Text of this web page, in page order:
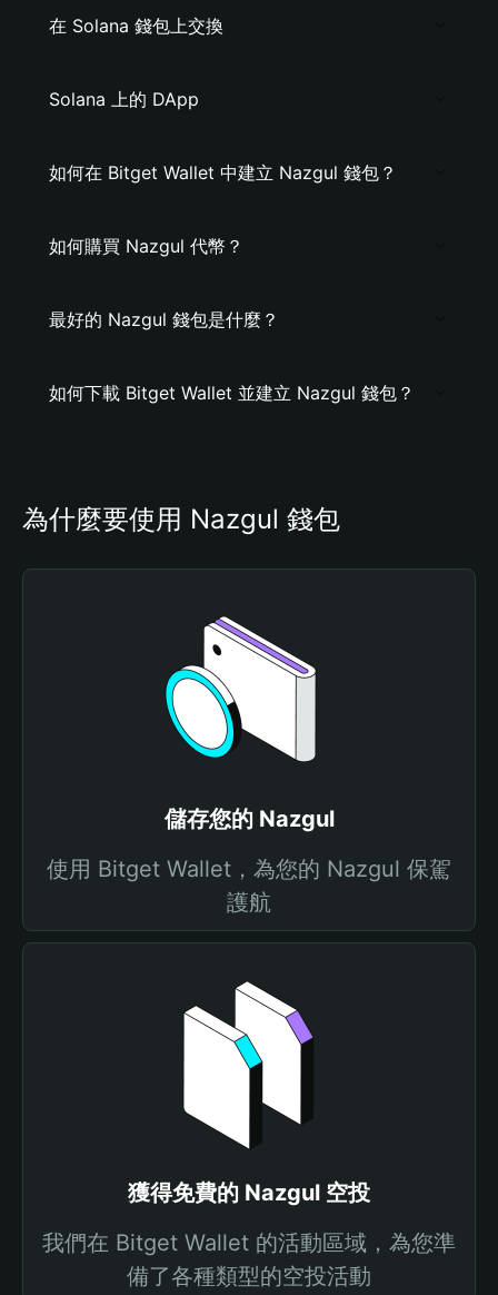
在 Solana 錢包上交換
Solana 上的 DApp
如何在 Bitget Wallet 中建立 Nazgul 錢包？
如何購買 Nazgul 代幣？
最好的 Nazgul 錢包是什麼？
如何下載 Bitget Wallet 並建立 Nazgul 錢包？
為什麼要使用 Nazgul 錢包
儲存您的 Nazgul
使用 Bitget Wallet，為您的 Nazgul 保駕
護航
獲得免費的 Nazgul 空投
我們在 Bitget Wallet 的活動區域，為您準
備了各種類型的空投活動